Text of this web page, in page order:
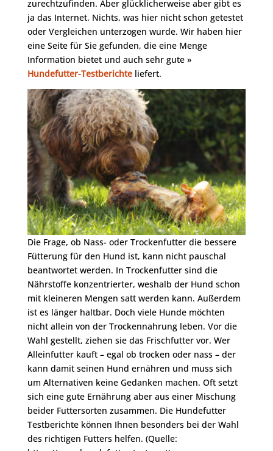
zurechtzufinden. Aber glücklicherweise aber gibt es
ja das Internet. Nichts, was hier nicht schon getestet
oder Vergleichen unterzogen wurde. Wir haben hier
eine Seite für Sie gefunden, die eine Menge
Information bietet und auch sehr gute »
Hundefutter-Testberichteliefert.
Die Frage, ob Nass- oder Trockenfutter die bessere
Fütterung für den Hund ist, kann nicht pauschal
beantwortet werden. In Trockenfutter sind die
Nährstoffe konzentrierter, weshalb der Hund schon
mit kleineren Mengen satt werden kann. Außerdem
ist es länger haltbar. Doch viele Hunde möchten
nicht allein von der Trockennahrung leben. Vor die
Wahl gestellt, ziehen sie das Frischfutter vor. Wer
Alleinfutter kauft – egal ob trocken oder nass – der
kann damit seinen Hund ernähren und muss sich
um Alternativen keine Gedanken machen. Oft setzt
sich eine gute Ernährung aber aus einer Mischung
beider Futtersorten zusammen. Die Hundefutter
Testberichte können Ihnen besonders bei der Wahl
des richtigen Futters helfen. (Quelle: